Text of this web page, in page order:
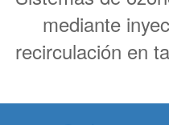
mediante
recirculación en